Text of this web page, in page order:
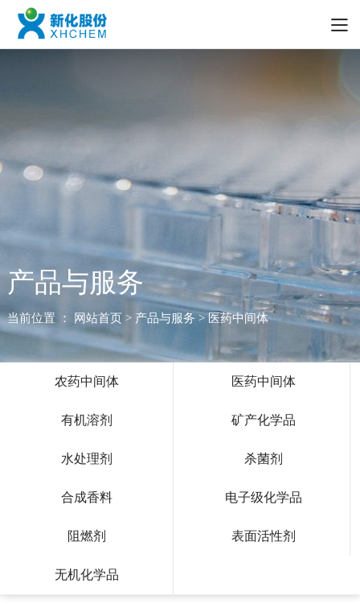
产品与服务
当前位置 ： 网站首页> 产品与服务 > 医药中间体
农药中间体 医药中间体
有机溶剂 矿产化学品
水处理剂 杀菌剂
合成香料 电子级化学品
阻燃剂 表面活性剂
无机化学品